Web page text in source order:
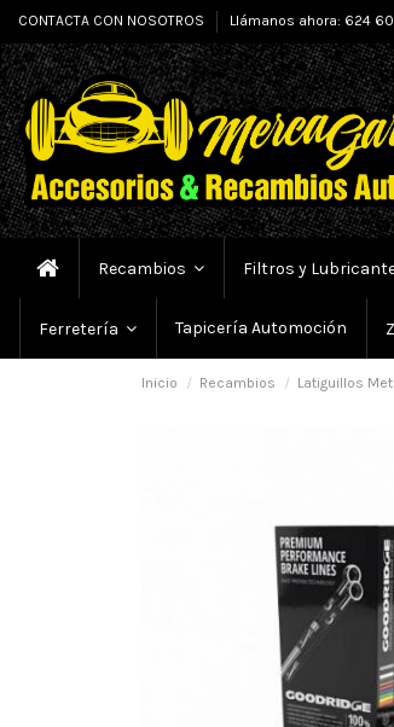
CONTACTA CON NOSOTROS Llámanos ahora: 624
Recambios Filtros y
Ferretería Tapicería Automoción
Inicio Recambios Latiguillos